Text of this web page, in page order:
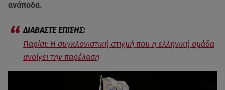
ανάποδα.
Παρίσι: Η συγκλονιστική στιγμή που η ελληνική ομάδα
ανοίγει την παρέλαση